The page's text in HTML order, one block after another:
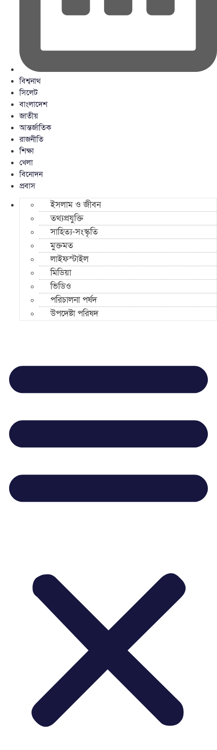
বিশ্বনাথ
সিলেট
বাংলাদেশ
জাতীয়
আন্তর্জাতিক
রাজনীতি
শিক্ষা
খেলা
বিনোদন
প্রবাস
ইসলাম ও জীবন
তথ্যপ্রযুক্তি
সাহিত্য-সংস্কৃতি
মুক্তমত
লাইফস্টাইল
মিডিয়া
ভিডিও
পরিচালনা পর্ষদ
উপদেষ্টা পরিষদ